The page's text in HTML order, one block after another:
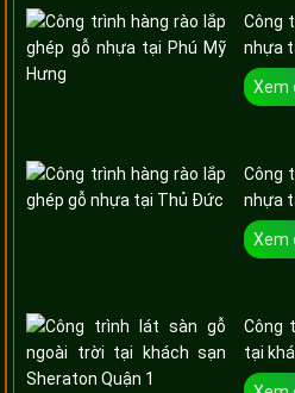
Công
nhựa
Xem
Công
nhựa
Xem
Công
tại